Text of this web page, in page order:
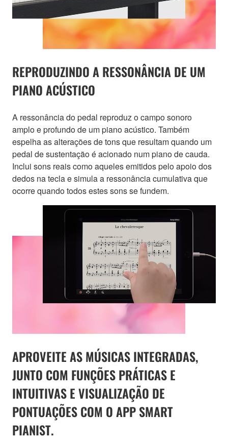
REPRODUZINDO A RESSONÂNCIA DE UM
PIANO ACÚSTICO
A ressonância do pedal reproduz o campo sonoro
amplo e profundo de um piano acústico. Também
espelha as alterações de tons que resultam quando um
pedal de sustentação é acionado num piano de cauda.
Inclui sons reais como aqueles emitidos pelo apoio dos
dedos na tecla e simula a ressonância cumulativa que
ocorre quando todos estes sons se fundem.
APROVEITE AS MÚSICAS INTEGRADAS,
JUNTO COM FUNÇÕES PRÁTICAS E
INTUITIVAS E VISUALIZAÇÃO DE
PONTUAÇÕES COM O APP SMART
PIANIST.